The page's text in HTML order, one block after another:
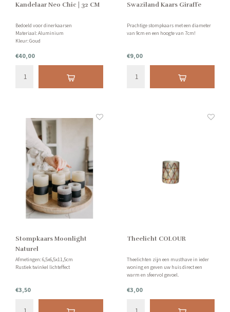
Kandelaar Neo Chic | 32 CM
Bedoeld voor dinerkaarsen
Materiaal: Aluminium
Kleur: Goud
€40,00
Swaziland Kaars Giraffe
Prachtige stompkaars met een diameter
van 9cm en een hoogte van 7cm!
€9,00
Stompkaars Moonlight
Naturel
Afmetingen: 6,5x6,5x11,5cm
Rustiek twinkel lichteffect
€3,50
Theelicht COLOUR
Theelichten zijn een musthave in ieder
woning en geven uw huis direct een
warm en sfeervol gevoel.
€3,00